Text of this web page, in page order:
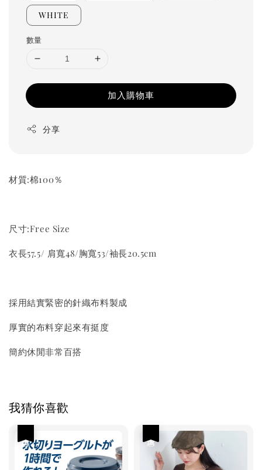
WHITE
數量
加入購物車
分享
材質:棉100％
尺寸:Free Size
衣長57.5/ 肩寬48/胸寬53/袖長20.5cm
採用結實緊密的針織布料製成
厚實的布料穿起來有挺度
簡約休閒非常百搭
我猜你喜歡